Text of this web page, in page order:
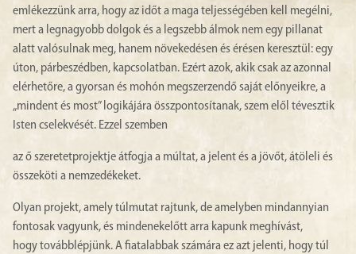
emlékezzünk arra, hogy az időt a maga teljességében kell megélni,
mert a legnagyobb dolgok és a legszebb álmok nem egy pillanat
alatt valósulnak meg, hanem növekedésen és érésen keresztül: egy
úton, párbeszédben, kapcsolatban. Ezért azok, akik csak az azonnal
elérhetőre, a gyorsan és mohón megszerzendő saját előnyeikre, a
„mindent és most” logikájára összpontosítanak, szem elől tévesztik
Isten cselekvését. Ezzel szemben
az ő szeretetprojektje átfogja a múltat, a jelent és a jövőt, átöleli és
összeköti a nemzedékeket.
Olyan projekt, amely túlmutat rajtunk, de amelyben mindannyian
fontosak vagyunk, és mindenekelőtt arra kapunk meghívást,
hogy továbblépjünk. A fiatalabbak számára ez azt jelenti, hogy túl